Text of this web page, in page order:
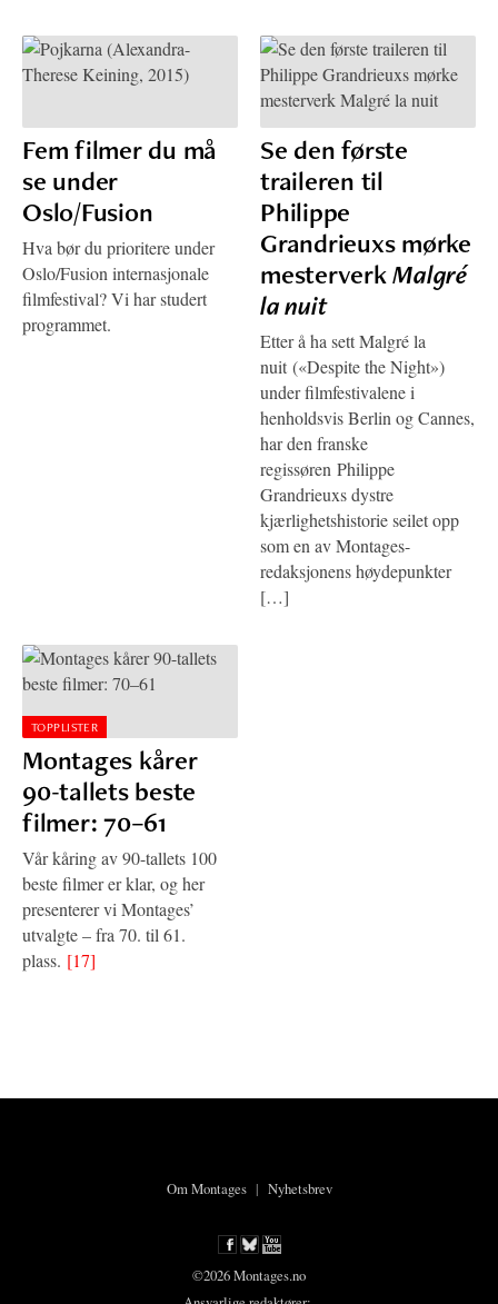
Fem filmer du må
se under
Oslo/Fusion
Hva bør du prioritere under
Oslo/Fusion internasjonale
filmfestival? Vi har studert
programmet.
Se den første
traileren til
Philippe
Grandrieuxs mørke
mesterverkMalgré
la nuit
Etter å ha sett Malgré la
nuit («Despite the Night»)
under filmfestivalene i
henholdsvis Berlin og Cannes,
har den franske
regissøren Philippe
Grandrieuxs dystre
kjærlighetshistorie seilet opp
som en av Montages-
redaksjonens høydepunkter
[…]
TOPPLISTER
Montages kårer
90-tallets beste
filmer: 70–61
Vår kåring av 90-tallets 100
beste filmer er klar, og her
presenterer vi Montages’
utvalgte – fra 70. til 61.
plass. [17]
Om Montages| Nyhetsbrev
©2026 Montages.no